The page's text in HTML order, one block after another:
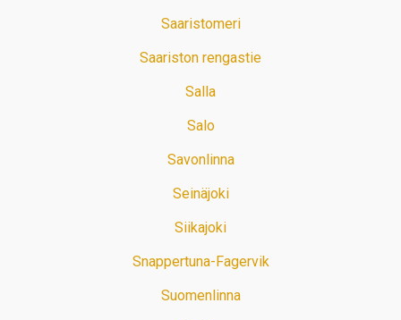
Saaristomeri
Saariston rengastie
Salla
Salo
Savonlinna
Seinäjoki
Siikajoki
Snappertuna-Fagervik
Suomenlinna